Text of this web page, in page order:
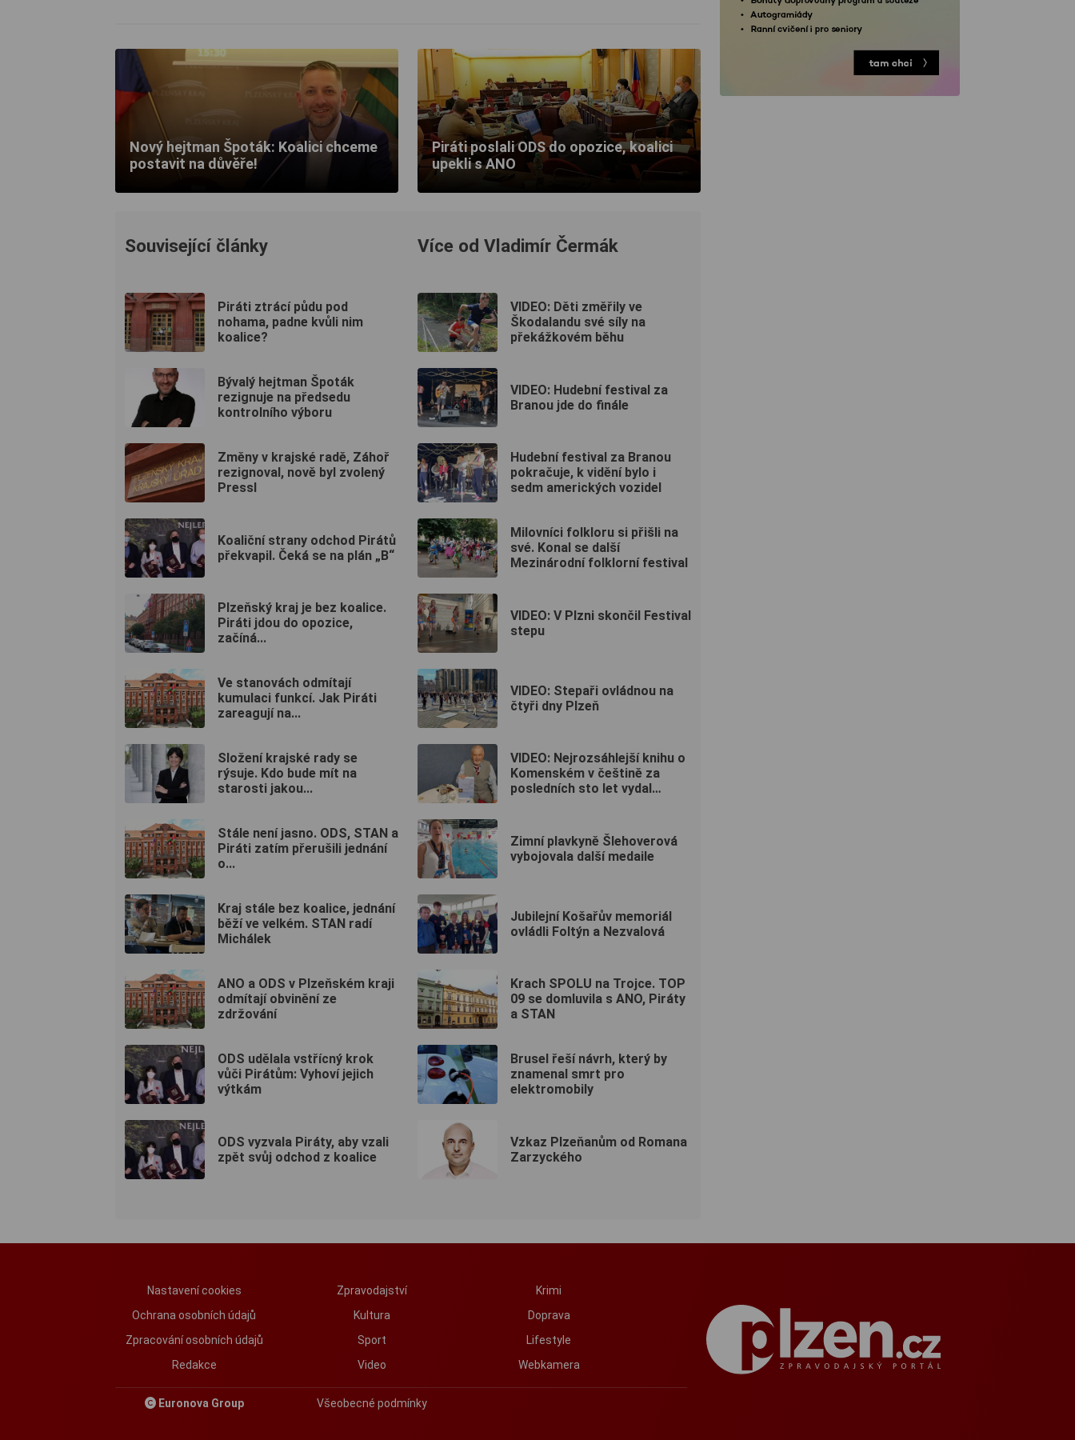
Nový hejtman Špoták: Koalici chceme
postavit na důvěře!
Piráti poslali ODS do opozice, koalici
upekli s ANO
Související články
Piráti ztrácí půdu pod
nohama, padne kvůli nim
koalice?
Bývalý hejtman Špoták
rezignuje na předsedu
kontrolního výboru
Změny v krajské radě, Záhoř
rezignoval, nově byl zvolený
Pressl
Koaliční strany odchod Pirátů
překvapil. Čeká se na plán „B“
Plzeňský kraj je bez koalice.
Piráti jdou do opozice,
začíná...
Ve stanovách odmítají
kumulaci funkcí. Jak Piráti
zareagují na...
Složení krajské rady se
rýsuje. Kdo bude mít na
starosti jakou...
Stále není jasno. ODS, STAN a
Piráti zatím přerušili jednání
o...
Kraj stále bez koalice, jednání
běží ve velkém. STAN radí
Michálek
ANO a ODS v Plzeňském kraji
odmítají obvinění ze
zdržování
ODS udělala vstřícný krok
vůči Pirátům: Vyhoví jejich
výtkám
ODS vyzvala Piráty, aby vzali
zpět svůj odchod z koalice
Více od Vladimír Čermák
VIDEO: Děti změřily ve
Škodalandu své síly na
překážkovém běhu
VIDEO: Hudební festival za
Branou jde do finále
Hudební festival za Branou
pokračuje, k vidění bylo i
sedm amerických vozidel
Milovníci folkloru si přišli na
své. Konal se další
Mezinárodní folklorní festival
VIDEO: V Plzni skončil Festival
stepu
VIDEO: Stepaři ovládnou na
čtyři dny Plzeň
VIDEO: Nejrozsáhlejší knihu o
Komenském v češtině za
posledních sto let vydal
Zimní plavkyně Šlehoverová
vybojovala další medaile
Jubilejní Košařův memoriál
ovládli Foltýn a Nezvalová
Krach SPOLU na Trojce. TOP
09 se domluvila s ANO, Piráty
a STAN
Brusel řeší návrh, který by
znamenal smrt pro
elektromobily
Vzkaz Plzeňanům od Romana
Zarzyckého
Nastavení cookies
Ochrana osobních údajů
Zpracování osobních údajů
Redakce
Zpravodajství
Kultura
Sport
Video
Krimi
Doprava
Lifestyle
Webkamera
Euronova Group Všeobecné podmínky